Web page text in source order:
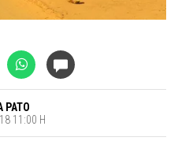
PATO
11:00 H